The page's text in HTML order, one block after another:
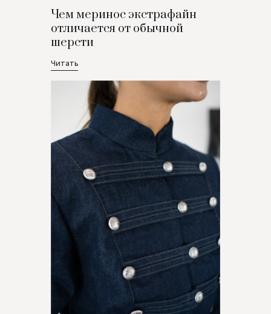
Чем меринос экстрафайн
отличается от обычной
шерсти
Читать